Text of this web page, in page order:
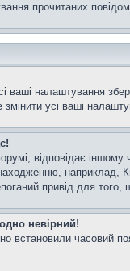
прочитаних
ваші налаштування
змінити усі ваші
відповідає
наприклад,
привід для
невірний!
часовий